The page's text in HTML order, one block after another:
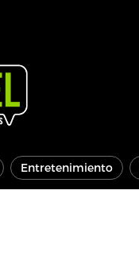
Entretenimiento